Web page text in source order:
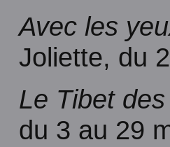
Avec les
Joliette, du
Le Tibet
du 3 au 29